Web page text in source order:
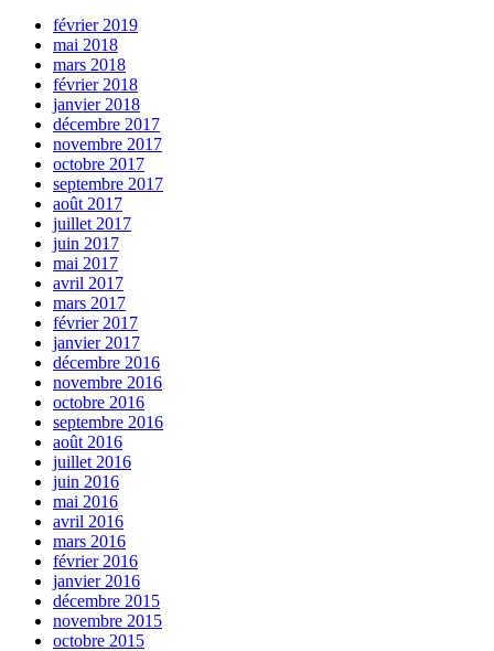
février 2019
mai 2018
mars 2018
février 2018
janvier 2018
décembre 2017
novembre 2017
octobre 2017
septembre 2017
août 2017
juillet 2017
juin 2017
mai 2017
avril 2017
mars 2017
février 2017
janvier 2017
décembre 2016
novembre 2016
octobre 2016
septembre 2016
août 2016
juillet 2016
juin 2016
mai 2016
avril 2016
mars 2016
février 2016
janvier 2016
décembre 2015
novembre 2015
octobre 2015